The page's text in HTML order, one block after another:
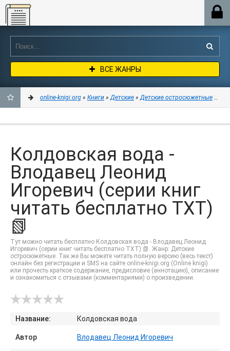
Online-knigi.org
ВСЕ ЖАНРЫ
ЗАКЛАДКИ
online-knigi.org » Книги »Детские »Детские остросюжетные »
Колдовская вода -
Влодавец Леонид
Игоревич (серии книг
читать бесплатно TXT)
📗
Тут можно читать бесплатно Колдовская вода - Влодавец Леонид
Игоревич (серии книг читать бесплатно TXT) 📗. Жанр: Детские
остросюжетные. Так же Вы можете читать полную версию (весь текст)
онлайн без регистрации и SMS на сайте online-knigi.org (Online knigi)
или прочесть краткое содержание, предисловие (аннотацию), описание
и ознакомиться с отзывами (комментариями) о произведении.
Название: Колдовская вода
Автор Влодавец Леонид Игоревич